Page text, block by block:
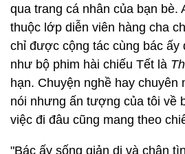
qua trang cá nhân của bạn bè.
thuộc lớp diễn viên hàng cha
chỉ được cộng tác cùng bác ấy
như bộ phim hài chiếu Tết là
hạn. Chuyện nghề hay chuyên
nói nhưng ấn tượng của tôi về
việc đi đâu cũng mang theo
"Bác ấy sống giản dị và chân